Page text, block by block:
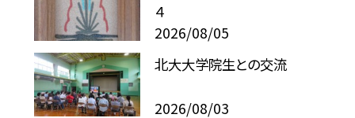
４
2026/08/05
北大大学院生との交流
2026/08/03